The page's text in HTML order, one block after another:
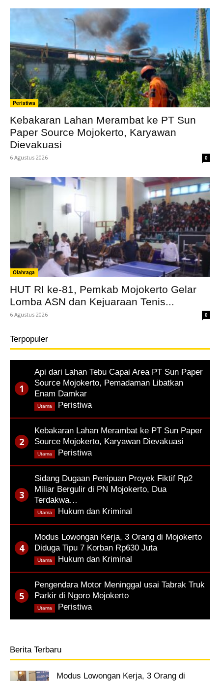
Peristiwa
Kebakaran Lahan Merambat ke PT Sun
Paper Source Mojokerto, Karyawan
Dievakuasi
6 Agustus 2026 0
Olahraga
HUT RI ke-81, Pemkab Mojokerto Gelar
Lomba ASN dan Kejuaraan Tenis...
6 Agustus 2026 0
Terpopuler
Api dari Lahan Tebu Capai Area PT Sun Paper
Source Mojokerto, Pemadaman Libatkan
Enam Damkar
Peristiwa
Utama
Kebakaran Lahan Merambat ke PT Sun Paper
Source Mojokerto, Karyawan Dievakuasi
Peristiwa
Utama
Sidang Dugaan Penipuan Proyek Fiktif Rp2
Miliar Bergulir di PN Mojokerto, Dua
Terdakwa…
Hukum dan Kriminal
Utama
Modus Lowongan Kerja, 3 Orang di Mojokerto
Diduga Tipu 7 Korban Rp630 Juta
Hukum dan Kriminal
Utama
Pengendara Motor Meninggal usai Tabrak Truk
Parkir di Ngoro Mojokerto
Peristiwa
Utama
Berita Terbaru
Modus Lowongan Kerja, 3 Orang di